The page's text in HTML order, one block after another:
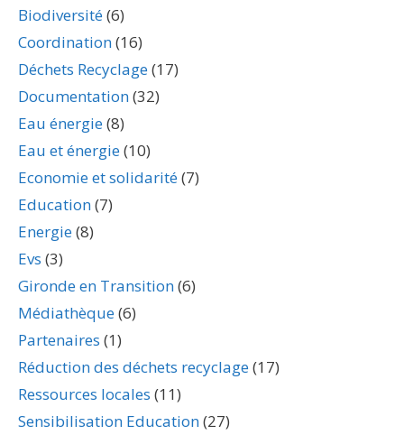
Biodiversité(6)
Coordination(16)
Déchets Recyclage(17)
Documentation(32)
Eau énergie(8)
Eau et énergie(10)
Economie et solidarité(7)
Education(7)
Energie(8)
Evs (3)
Gironde en Transition(6)
Médiathèque(6)
Partenaires (1)
Réduction des déchets recyclage(17)
Ressources locales (11)
Sensibilisation Education(27)